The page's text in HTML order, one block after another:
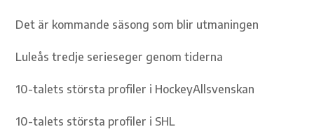
Det är kommande säsong som blir utmaningen
Luleås tredje serieseger genom tiderna
10-talets största profiler i HockeyAllsvenskan
10-talets största profiler i SHL